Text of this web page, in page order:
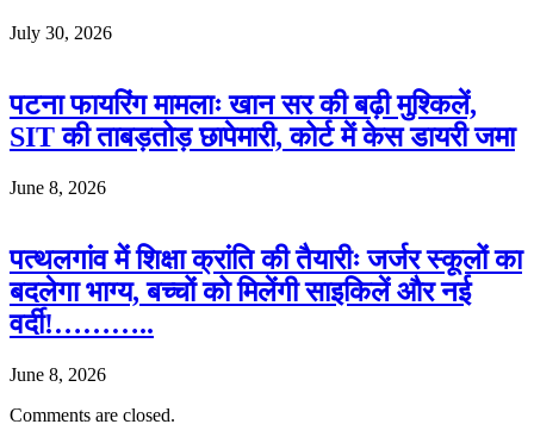
July 30, 2026
पटना फायरिंग मामलाः खान सर की बढ़ी मुश्किलें,
SIT की ताबड़तोड़ छापेमारी, कोर्ट में केस डायरी जमा
June 8, 2026
पत्थलगांव में शिक्षा क्रांति की तैयारीः जर्जर स्कूलों का
बदलेगा भाग्य, बच्चों को मिलेंगी साइकिलें और नई
वर्दी!………..
June 8, 2026
Comments are closed.